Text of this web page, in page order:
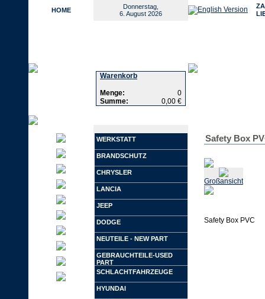
HOME
Donnerstag,
6. August 2026
Warenkorb
Menge:
0
Summe:
0,00 €
WERKSTATT
BRANDSCHUTZ
CHRYSLER
LANCIA
JEEP
DODGE
NEUTEILE - NEW PART
GEBRAUCHTEILE-USED
PART
SCHLACHTFAHRZEUGE
HYUNDAI
Safety Box
Großansicht
Safety Box PVC